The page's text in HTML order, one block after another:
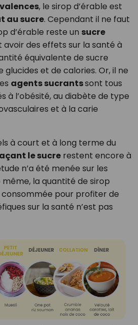
, le sirop d’érable est
au sucre. Cependant il ne faut
d’érable reste un sucre
avoir des effets sur la santé à
équivalente de sucre
glucides et de calories. Or, il ne
agents sucrantssont tous
à l’obésité, au diabète de type
et à la carie
à court et à long terme du
le sucrerestent encore à
n’a été menée sur les
même, la quantité de sirop
pour profiter de
sur la santé n’est pas